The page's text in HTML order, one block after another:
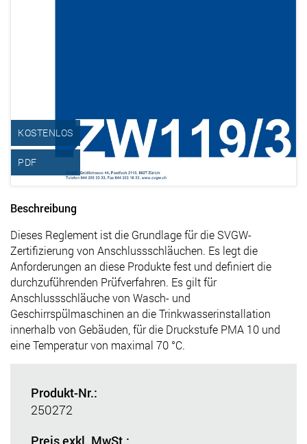
KOSTENLOS
PDF
Beschreibung
Dieses Reglement ist die Grundlage für die SVGW-
Zertifizierung von Anschlussschläuchen. Es legt die
Anforderungen an diese Produkte fest und definiert die
durchzuführenden Prüfverfahren. Es gilt für
Anschlussschläuche von Wasch- und
Geschirrspülmaschinen an die Trinkwasserinstallation
innerhalb von Gebäuden, für die Druckstufe PMA 10 und
eine Temperatur von maximal 70 °C.
Produkt-Nr.:
250272
Preis exkl. MwSt.: